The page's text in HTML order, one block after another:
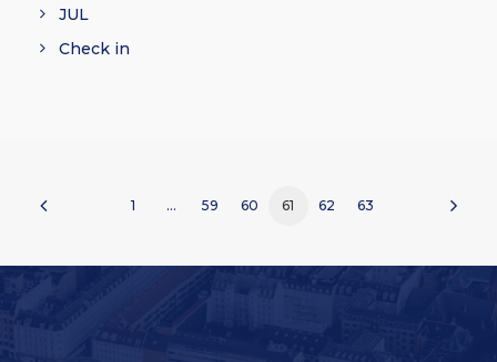
JUL
Check in
1 … 59 60 61 62 63